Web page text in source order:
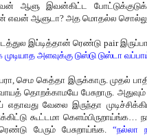
ஆளு இவன்கிட்ட
எவன் ஆளுடா? அத மொதல்ல
இப்டித்தான் ரெண்டு pair
முடியாத அளவுக்கு டுஸ்டு டுஸ்டா
செம கெத்தா இருக்காரு. முதல்
தொறக்காமயே பேசுறாரு.
வேலை இருந்தா
கூட்டமா
பேரும் பேசுறாய்ங்க.“நல்லா